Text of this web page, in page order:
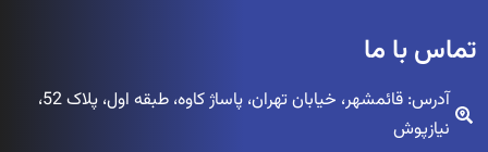
تماس با ما
آدرس: قائمشهر، خیابان تهران، پاساژ کاوه، طبقه اول، پلاک 52،
نیازپوش